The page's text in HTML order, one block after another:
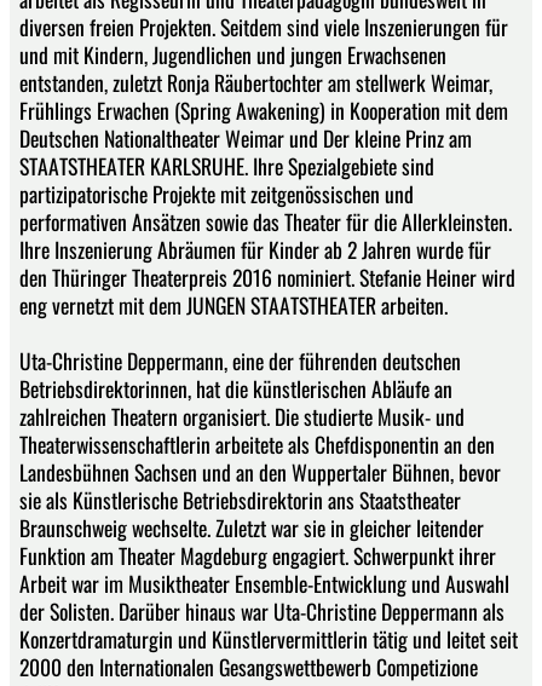
diversen freien Projekten. Seitdem sind viele Inszenierungen für
und mit Kindern, Jugendlichen und jungen Erwachsenen
entstanden, zuletzt Ronja Räubertochter am stellwerk Weimar,
Frühlings Erwachen (Spring Awakening) in Kooperation mit dem
Deutschen Nationaltheater Weimar und Der kleine Prinz am
STAATSTHEATER KARLSRUHE. Ihre Spezialgebiete sind
partizipatorische Projekte mit zeitgenössischen und
performativen Ansätzen sowie das Theater für die Allerkleinsten.
Ihre Inszenierung Abräumen für Kinder ab 2 Jahren wurde für
den Thüringer Theaterpreis 2016 nominiert. Stefanie Heiner wird
eng vernetzt mit dem JUNGEN STAATSTHEATER arbeiten.
Uta-Christine Deppermann, eine der führenden deutschen
Betriebsdirektorinnen, hat die künstlerischen Abläufe an
zahlreichen Theatern organisiert. Die studierte Musik- und
Theaterwissenschaftlerin arbeitete als Chefdisponentin an den
Landesbühnen Sachsen und an den Wuppertaler Bühnen, bevor
sie als Künstlerische Betriebsdirektorin ans Staatstheater
Braunschweig wechselte. Zuletzt war sie in gleicher leitender
Funktion am Theater Magdeburg engagiert. Schwerpunkt ihrer
Arbeit war im Musiktheater Ensemble-Entwicklung und Auswahl
der Solisten. Darüber hinaus war Uta-Christine Deppermann als
Konzertdramaturgin und Künstlervermittlerin tätig und leitet seit
2000 den Internationalen Gesangswettbewerb Competizione